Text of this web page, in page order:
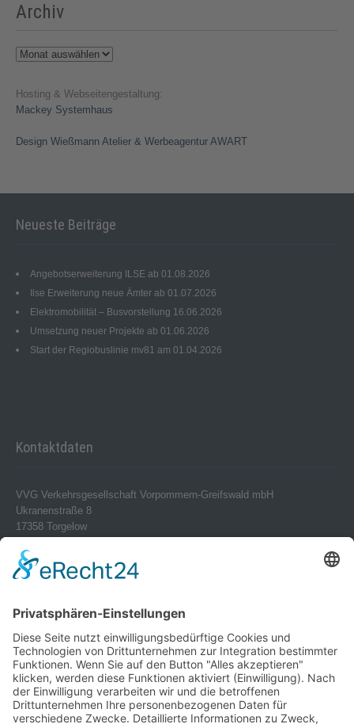
Archiv
Archiv
Hosting & Webseitengestaltung:
Mackey Systemhaus
Design Wießmann Atelier & Werbeagentur AWART
Neueste Beiträge
Angebotserweiterung ILSE ab 01.08.2026
Ilse Erweiterung neue Ämter ab 01.07.2026
Elektromobilität – Busvorstellung 16.06.2026
Umsetzung neuer Projekte ab 01.06.2026
Start der Regiobuslinie mv81 am 01.04.2026
Kontaktdaten
VVG Verkehrsgesellschaft Vorpommern-Greifswald mbH
Ukranenstraße 8
17358 Torgelow
Telefax 0 39 76 – 24 02 24
info@vvg-bus.de
Betriebshof Pasewalk
Torgelower Str. 18
17309 Pasewalk
Betriebshof Jarmen
Demminer Str. 43
17126 Jarmen
Telefon 03 99 97 – 1 03 08